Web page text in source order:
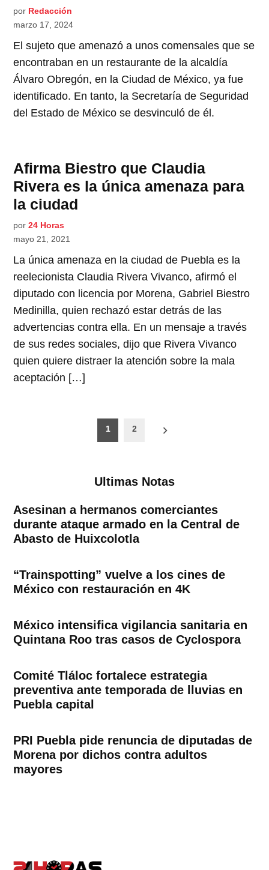
por Redacción
marzo 17, 2024
El sujeto que amenazó a unos comensales que se
encontraban en un restaurante de la alcaldía
Álvaro Obregón, en la Ciudad de México, ya fue
identificado. En tanto, la Secretaría de Seguridad
del Estado de México se desvinculó de él.
Afirma Biestro que Claudia
Rivera es la única amenaza para
la ciudad
por 24 Horas
mayo 21, 2021
La única amenaza en la ciudad de Puebla es la
reelecionista Claudia Rivera Vivanco, afirmó el
diputado con licencia por Morena, Gabriel Biestro
Medinilla, quien rechazó estar detrás de las
advertencias contra ella. En un mensaje a través
de sus redes sociales, dijo que Rivera Vivanco
quien quiere distraer la atención sobre la mala
aceptación […]
1 2
Ultimas Notas
Asesinan a hermanos comerciantes
durante ataque armado en la Central de
Abasto de Huixcolotla
“Trainspotting” vuelve a los cines de
México con restauración en 4K
México intensifica vigilancia sanitaria en
Quintana Roo tras casos de Cyclospora
Comité Tláloc fortalece estrategia
preventiva ante temporada de lluvias en
Puebla capital
PRI Puebla pide renuncia de diputadas de
Morena por dichos contra adultos
mayores